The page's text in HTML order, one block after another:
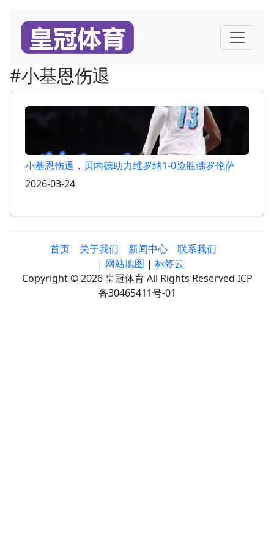
#小基恩伤退
小基恩伤退，贝内德助力维罗纳1-0险胜佛罗伦萨
2026-03-24
首页 关于我们 新闻中心
联系我们
| 网站地图 | 标签云
Copyright © 2026 皇冠体育 All Rights Reserved ICP
备30465411号-01